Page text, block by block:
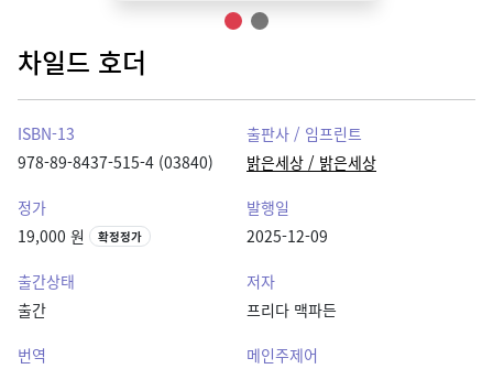
차일드 호더
ISBN-13
978-89-8437-515-4 (03840)
출판사 / 임프린트
밝은세상 / 밝은세상
정가
19,000 원
확정정가
발행일
2025-12-09
출간상태
출간
저자
프리다 맥파든
번역
메인주제어